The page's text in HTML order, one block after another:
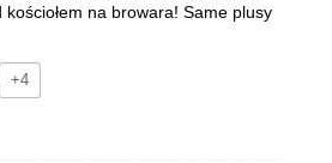
kościołem na browara! Same plusy
+4